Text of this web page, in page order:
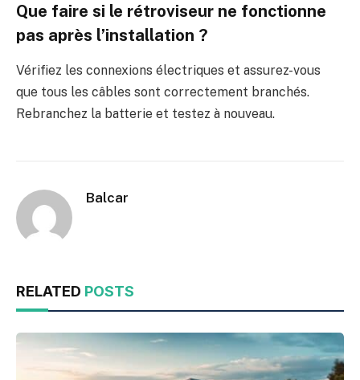
Que faire si le rétroviseur ne fonctionne
pas après l’installation ?
Vérifiez les connexions électriques et assurez-vous
que tous les câbles sont correctement branchés.
Rebranchez la batterie et testez à nouveau.
Balcar
RELATED POSTS